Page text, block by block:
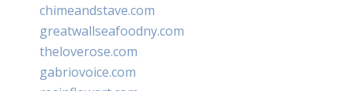
chimeandstave.com
greatwallseafoodny.com
theloverose.com
gabriovoice.com